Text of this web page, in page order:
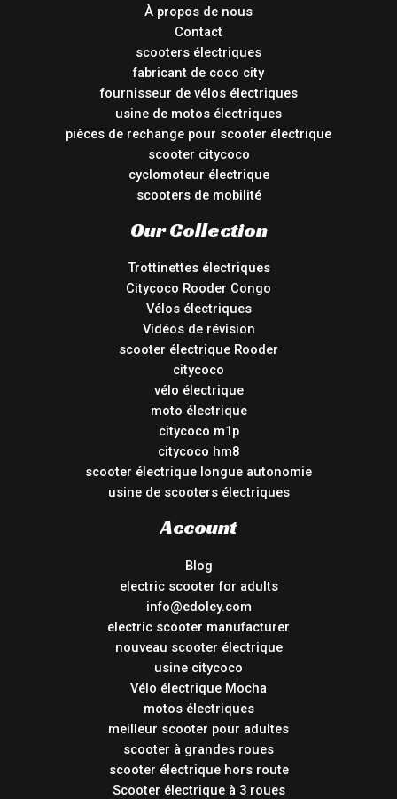
À propos de nous
Contact
scooters électriques
fabricant de coco city
fournisseur de vélos électriques
usine de motos électriques
pièces de rechange pour scooter électrique
scooter citycoco
cyclomoteur électrique
scooters de mobilité
Our Collection
Trottinettes électriques
Citycoco Rooder Congo
Vélos électriques
Vidéos de révision
scooter électrique Rooder
citycoco
vélo électrique
moto électrique
citycoco m1p
citycoco hm8
scooter électrique longue autonomie
usine de scooters électriques
Account
Blog
electric scooter for adults
info@edoley.com
electric scooter manufacturer
nouveau scooter électrique
usine citycoco
Vélo électrique Mocha
motos électriques
meilleur scooter pour adultes
scooter à grandes roues
scooter électrique hors route
Scooter électrique à 3 roues